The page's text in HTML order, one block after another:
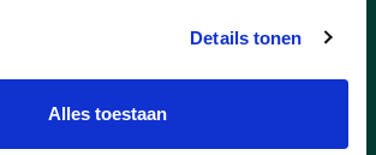
Details tonen
Alles toestaan
abdij voor